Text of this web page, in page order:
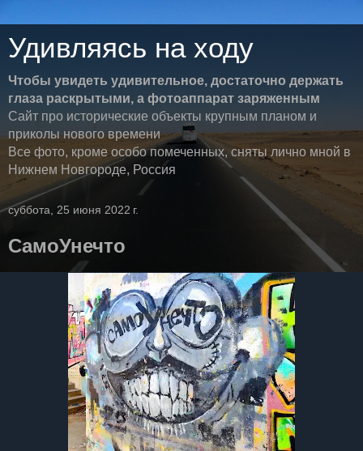
Удивляясь на ходу
Чтобы увидеть удивительное, достаточно держать
глаза раскрытыми, а фотоаппарат заряженным
Сайт про исторические объекты крупным планом и
приколы нового времени
Все фото, кроме особо помеченных, сняты лично мной в
Нижнем Новгороде, Россия
суббота, 25 июня 2022 г.
СамоУнечто